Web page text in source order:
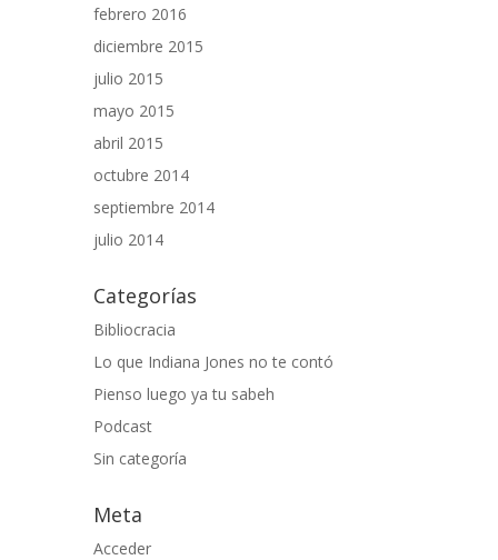
febrero 2016
diciembre 2015
julio 2015
mayo 2015
abril 2015
octubre 2014
septiembre 2014
julio 2014
Categorías
Bibliocracia
Lo que Indiana Jones no te contó
Pienso luego ya tu sabeh
Podcast
Sin categoría
Meta
Acceder